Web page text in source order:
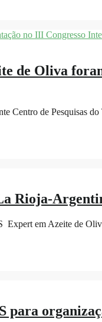
de Oliva
Centro de Pesquisas
Rioja-
em Azeite de
para